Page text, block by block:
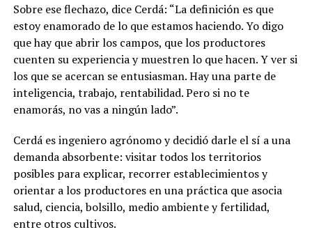
Sobre ese flechazo, dice Cerdá: “La definición es que
estoy enamorado de lo que estamos haciendo. Yo digo
que hay que abrir los campos, que los productores
cuenten su experiencia y muestren lo que hacen. Y ver si
los que se acercan se entusiasman. Hay una parte de
inteligencia, trabajo, rentabilidad. Pero si no te
enamorás, no vas a ningún lado”.
Cerdá es ingeniero agrónomo y decidió darle el sí a una
demanda absorbente: visitar todos los territorios
posibles para explicar, recorrer establecimientos y
orientar a los productores en una práctica que asocia
salud, ciencia, bolsillo, medio ambiente y fertilidad,
entre otros cultivos.